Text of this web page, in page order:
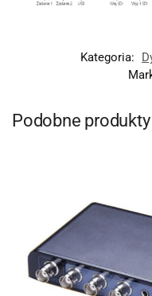
Kategoria:
Podobne produkty